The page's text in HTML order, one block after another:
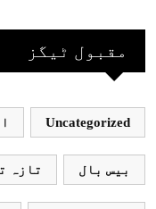
مقبول ٹیگز
Uncategorized
بیس بال تازہ